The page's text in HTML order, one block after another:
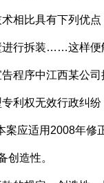
相比具有下列优
进行拆装……这样
序中江西某公司
权无效行政纠纷
案应适用2008年
创造性。